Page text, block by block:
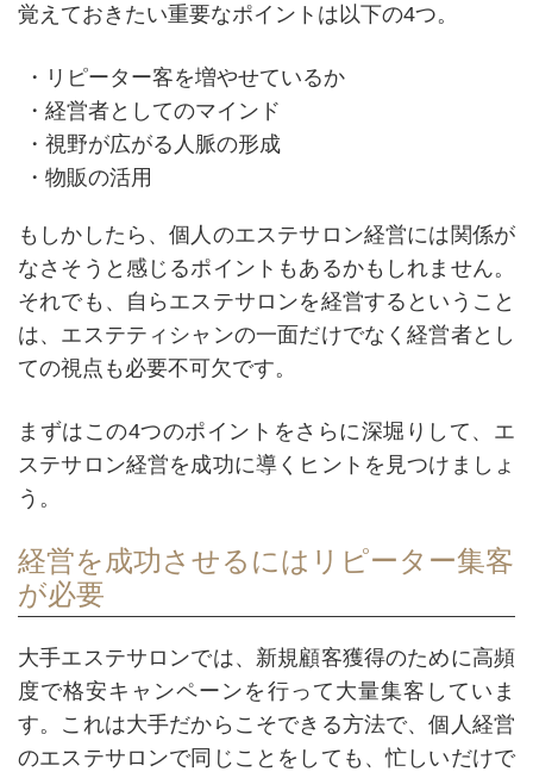
覚えておきたい重要なポイントは以下の4つ。
・リピーター客を増やせているか
・経営者としてのマインド
・視野が広がる人脈の形成
・物販の活用
もしかしたら、個人のエステサロン経営には関係が
なさそうと感じるポイントもあるかもしれません。
それでも、自らエステサロンを経営するということ
は、エステティシャンの一面だけでなく経営者とし
ての視点も必要不可欠です。
まずはこの4つのポイントをさらに深堀りして、エ
ステサロン経営を成功に導くヒントを見つけましょ
う。
経営を成功させるにはリピーター集客
が必要
大手エステサロンでは、新規顧客獲得のために高頻
度で格安キャンペーンを行って大量集客していま
す。これは大手だからこそできる方法で、個人経営
のエステサロンで同じことをしても、忙しいだけで